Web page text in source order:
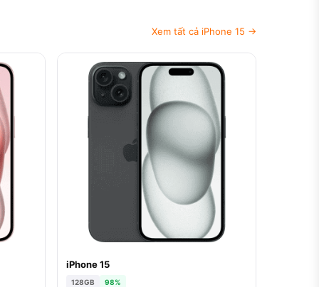
Xem tất cả iPhone 15 →
iPhone 15
128GB 98%